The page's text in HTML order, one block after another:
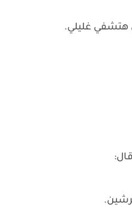
هتشفي غليلي.